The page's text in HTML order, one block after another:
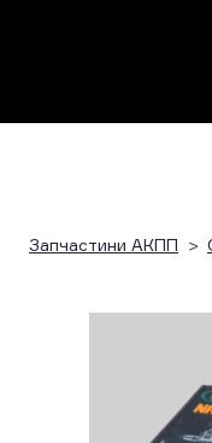
Запчастини АКПП